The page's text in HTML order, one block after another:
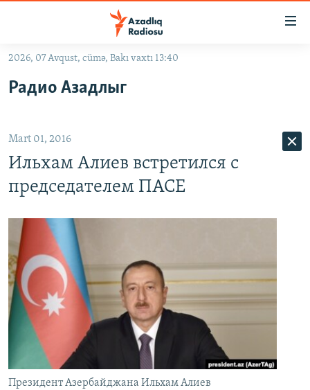
Əsas
qayıt
qayıt
Axtarışa
#İZAHLA
QANUNI DOĞRU
ARAŞDIRMA
MULTIMEDIA
VIDEO
FOTOQALEREYA
İNFOQRAFIKA
KARIKATURA
RADIO ARXIV
OXU ZALI
AZƏRBAYCAN ƏDƏBIYYATI KITABXANASI
İSLAM VƏ DEMOKRATIYA
HAQQIMIZDA
MISSIYAMIZ
PEŞƏ ETIKASI VƏ JURNALISTIKA STANDARTLARIMIZ
BIZI IZLƏ
2026, 07 Avqust, cümə, Bakı vaxtı 13:40
Радио Азадлыг
Mart 01, 2016
Ильхам Алиев встретился с
председателем ПАСЕ
Президент Азербайджана Ильхам Алиев